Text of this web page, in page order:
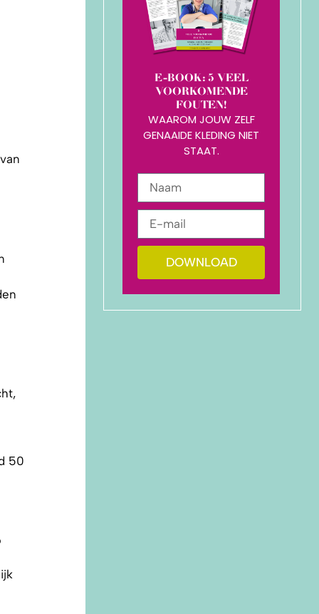
50
E-BOOK: 5 VEEL
VOORKOMENDE
FOUTEN!
WAAROM JOUW ZELF
GENAAIDE KLEDING NIET
STAAT.
DOWNLOAD